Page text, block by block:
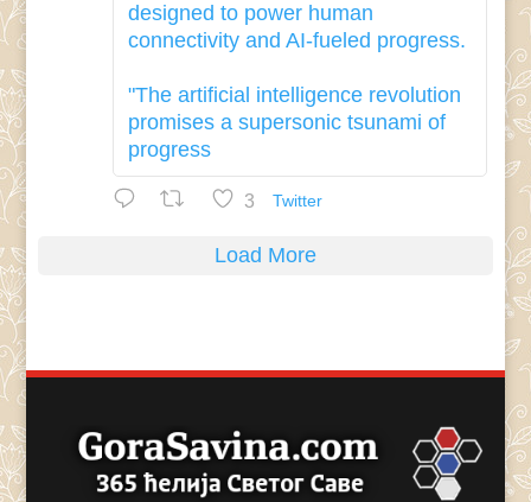
designed to power human
connectivity and AI-fueled progress.
"The artificial intelligence revolution
promises a supersonic tsunami of
progress
3 Twitter
Load More